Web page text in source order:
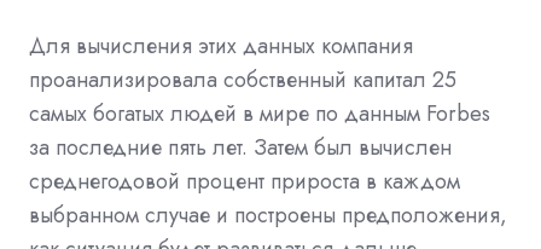
Для вычисления этих данных компания
проанализировала собственный капитал 25
самых богатых людей в мире по данным Forbes
за последние пять лет. Затем был вычислен
среднегодовой процент прироста в каждом
выбранном случае и построены предположения,